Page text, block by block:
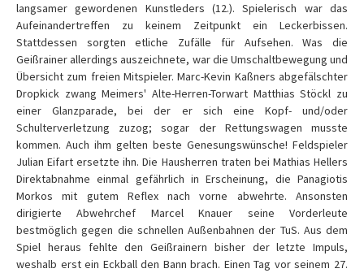
langsamer gewordenen Kunstleders (12.). Spielerisch war das
Aufeinandertreffen zu keinem Zeitpunkt ein Leckerbissen.
Stattdessen sorgten etliche Zufälle für Aufsehen. Was die
Geißrainer allerdings auszeichnete, war die Umschaltbewegung und
Übersicht zum freien Mitspieler. Marc-Kevin Kaßners abgefälschter
Dropkick zwang Meimers' Alte-Herren-Torwart Matthias Stöckl zu
einer Glanzparade, bei der er sich eine Kopf- und/oder
Schulterverletzung zuzog; sogar der Rettungswagen musste
kommen. Auch ihm gelten beste Genesungswünsche! Feldspieler
Julian Eifart ersetzte ihn. Die Hausherren traten bei Mathias Hellers
Direktabnahme einmal gefährlich in Erscheinung, die Panagiotis
Morkos mit gutem Reflex nach vorne abwehrte. Ansonsten
dirigierte Abwehrchef Marcel Knauer seine Vorderleute
bestmöglich gegen die schnellen Außenbahnen der TuS. Aus dem
Spiel heraus fehlte den Geißrainern bisher der letzte Impuls,
weshalb erst ein Eckball den Bann brach. Einen Tag vor seinem 27.